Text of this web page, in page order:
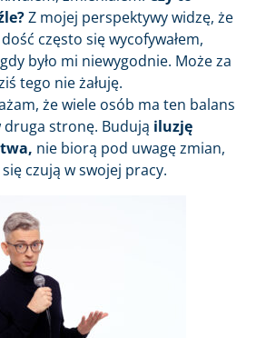
Z mojej perspektywy widzę, że
często się wycofywałem,
było mi niewygodnie. Może za
tego nie żałuję.
że wiele osób ma ten balans
stronę. Budują iluzję
nie biorą pod uwagę zmian,
czują w swojej pracy.